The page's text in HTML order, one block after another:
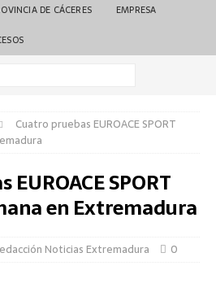
DE CÁCERES EMPRESA
Cuatro pruebas EUROACE SPORT
SPORT
en Extremadura
Noticias Extremadura 0